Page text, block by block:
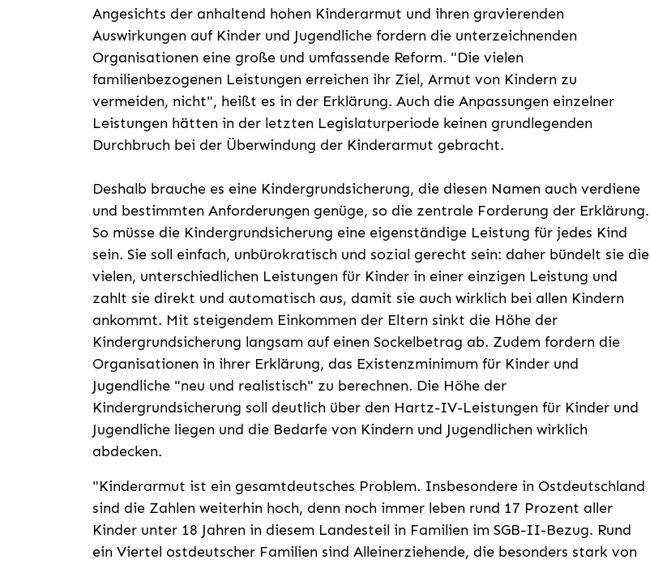
Angesichts der anhaltend hohen Kinderarmut und ihren gravierenden
Auswirkungen auf Kinder und Jugendliche fordern die unterzeichnenden
Organisationen eine große und umfassende Reform. "Die vielen
familienbezogenen Leistungen erreichen ihr Ziel, Armut von Kindern zu
vermeiden, nicht", heißt es in der Erklärung. Auch die Anpassungen einzelner
Leistungen hätten in der letzten Legislaturperiode keinen grundlegenden
Durchbruch bei der Überwindung der Kinderarmut gebracht.
Deshalb brauche es eine Kindergrundsicherung, die diesen Namen auch verdiene
und bestimmten Anforderungen genüge, so die zentrale Forderung der Erklärung.
So müsse die Kindergrundsicherung eine eigenständige Leistung für jedes Kind
sein. Sie soll einfach, unbürokratisch und sozial gerecht sein: daher bündelt sie die
vielen, unterschiedlichen Leistungen für Kinder in einer einzigen Leistung und
zahlt sie direkt und automatisch aus, damit sie auch wirklich bei allen Kindern
ankommt. Mit steigendem Einkommen der Eltern sinkt die Höhe der
Kindergrundsicherung langsam auf einen Sockelbetrag ab. Zudem fordern die
Organisationen in ihrer Erklärung, das Existenzminimum für Kinder und
Jugendliche "neu und realistisch" zu berechnen. Die Höhe der
Kindergrundsicherung soll deutlich über den Hartz-IV-Leistungen für Kinder und
Jugendliche liegen und die Bedarfe von Kindern und Jugendlichen wirklich
abdecken.
"Kinderarmut ist ein gesamtdeutsches Problem. Insbesondere in Ostdeutschland
sind die Zahlen weiterhin hoch, denn noch immer leben rund 17 Prozent aller
Kinder unter 18 Jahren in diesem Landesteil in Familien im SGB-II-Bezug. Rund
ein Viertel ostdeutscher Familien sind Alleinerziehende, die besonders stark von